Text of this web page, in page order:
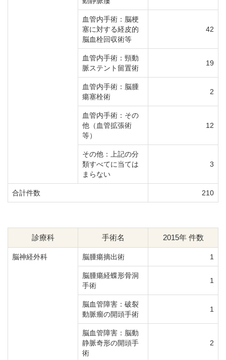
血管内手術：脳梗
塞に対する経皮的
脳血栓回収術等
42
血管内手術：頸動
脈ステント留置術
19
血管内手術：脳腫
瘍塞栓術
2
血管内手術：その
他（血管拡張術
等）
12
その他：上記の分
類すべてに当ては
まらない
3
合計件数 210
診療科 手術名 2015年 件数
脳神経外科 脳腫瘍摘出術 1
脳腫瘍経蝶形骨洞
手術
1
脳血管障害：破裂
動脈瘤の開頭手術
1
脳血管障害：脳動
静脈奇形の開頭手
術
2